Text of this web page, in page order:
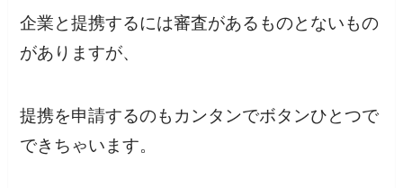
企業と提携するには審査があるものとないもの
がありますが、
提携を申請するのもカンタンでボタンひとつで
できちゃいます。